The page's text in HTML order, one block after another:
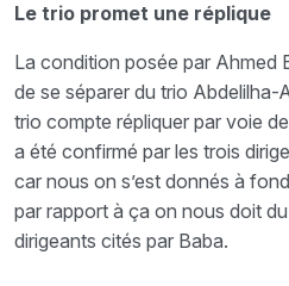
Le trio promet une réplique
La condition posée par Ahmed
de se séparer du trio
trio compte répliquer par voie
a été confirmé par les trois
car nous on s’est donnés à
par rapport à ça on nous doit
dirigeants cités par Baba.